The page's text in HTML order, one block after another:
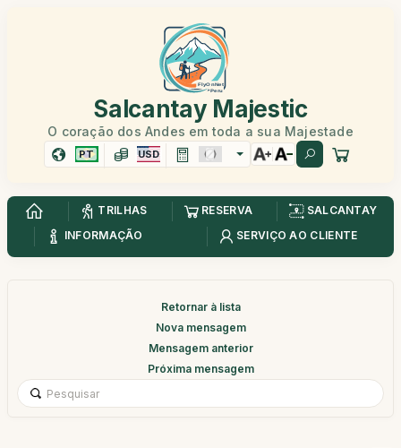
Salcantay Majestic
O coração dos Andes em toda a sua Majestade
PT USD
TRILHAS RESERVA
SALCANTAY
INFORMAÇÃO
SERVIÇO AO CLIENTE
Retornar à lista
Nova mensagem
Mensagem anterior
Próxima mensagem